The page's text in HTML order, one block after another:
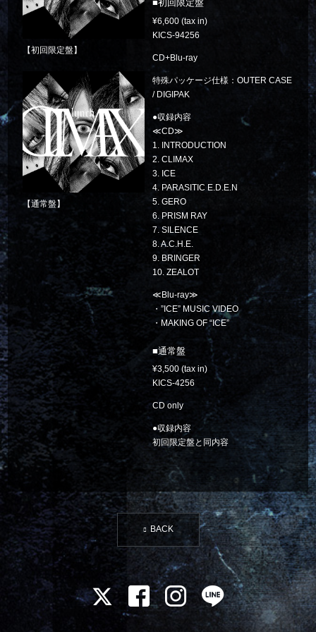
【初回限定盤】
【通常盤】
初回限定盤
6,600
KICS-94256
CD+Blu-ray
特殊パッケージ仕様：OUTER CASE
/ DIGIPAK
●収録内容
≪CD≫
1. INTRODUCTION
2. CLIMAX
3. ICE
4. PARASITIC E.D.E.N
5. GERO
6. PRISM RAY
7. SILENCE
8. A.C.H.E.
9. BRINGER
10. ZEALOT
≪Blu-ray≫
・”ICE” MUSIC VIDEO
・MAKING OF “ICE”
通常盤
3,500
KICS-4256
CD only
●収録内容
初回限定盤と同内容
BACK